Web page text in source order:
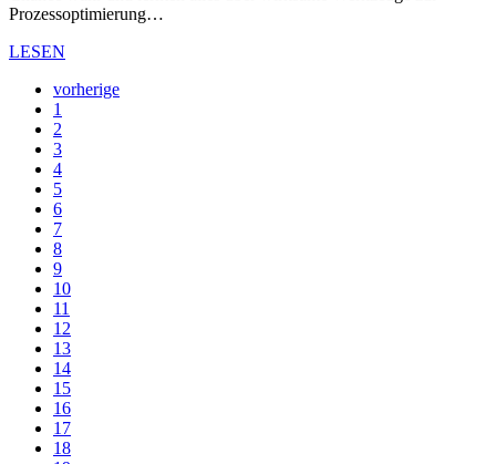
Prozessoptimierung…
LESEN
vorherige
1
2
3
4
5
6
7
8
9
10
11
12
13
14
15
16
17
18